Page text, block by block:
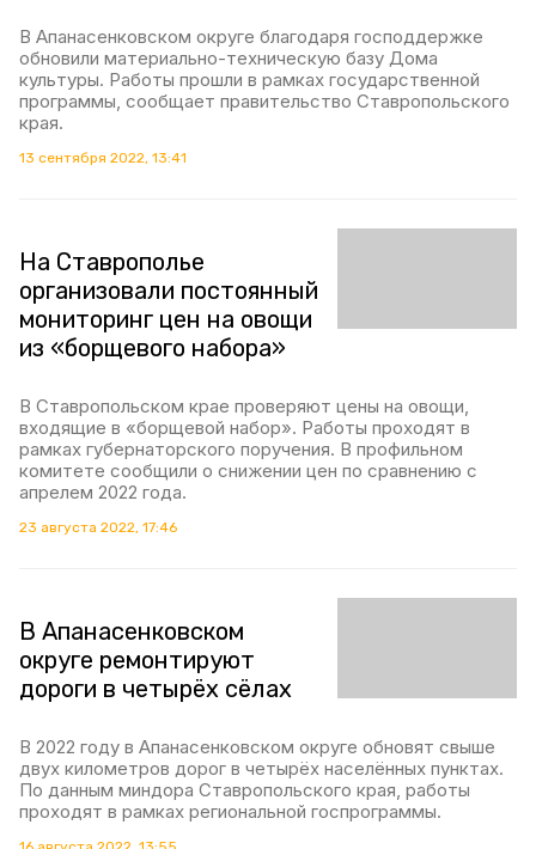
В Апанасенковском округе благодаря господдержке
обновили материально-техническую базу Дома
культуры. Работы прошли в рамках государственной
программы, сообщает правительство Ставропольского
края.
13 сентября 2022, 13:41
На Ставрополье
организовали постоянный
мониторинг цен на овощи
из «борщевого набора»
В Ставропольском крае проверяют цены на овощи,
входящие в «борщевой набор». Работы проходят в
рамках губернаторского поручения. В профильном
комитете сообщили о снижении цен по сравнению с
апрелем 2022 года.
23 августа 2022, 17:46
В Апанасенковском
округе ремонтируют
дороги в четырёх сёлах
В 2022 году в Апанасенковском округе обновят свыше
двух километров дорог в четырёх населённых пунктах.
По данным миндора Ставропольского края, работы
проходят в рамках региональной госпрограммы.